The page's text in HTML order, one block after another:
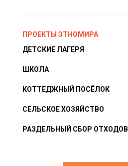
ПРОЕКТЫ ЭТНОМИРА
ДЕТСКИЕ ЛАГЕРЯ
ШКОЛА
КОТТЕДЖНЫЙ ПОСЁЛОК
СЕЛЬСКОЕ ХОЗЯЙСТВО
РАЗДЕЛЬНЫЙ СБОР ОТХОДОВ